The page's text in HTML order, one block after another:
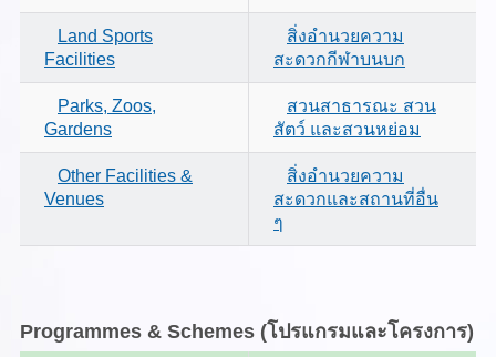
Land Sports
Facilities
สิ่งอำนวยความ
สะดวกกีฬาบนบก
Parks, Zoos,
Gardens
สวนสาธารณะ สวน
สัตว์ และสวนหย่อม
Other Facilities &
Venues
สิ่งอำนวยความ
สะดวกและสถานที่อื่น
ๆ
Programmes & Schemes (โปรแกรมและโครงการ)